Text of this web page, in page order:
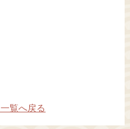
覧へ戻る